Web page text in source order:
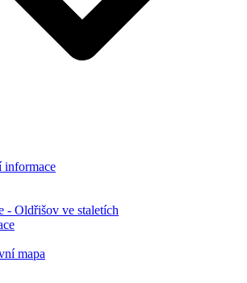
informace
- Oldřišov ve staletích
mapa